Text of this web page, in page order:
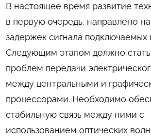
В настоящее время развитие
в первую очередь, направлено
задержек сигнала подключаемых
Следующим этапом должно
проблем передачи
между центральными и
процессорами. Необходимо
стабильную связь между ними с
использованием оптических